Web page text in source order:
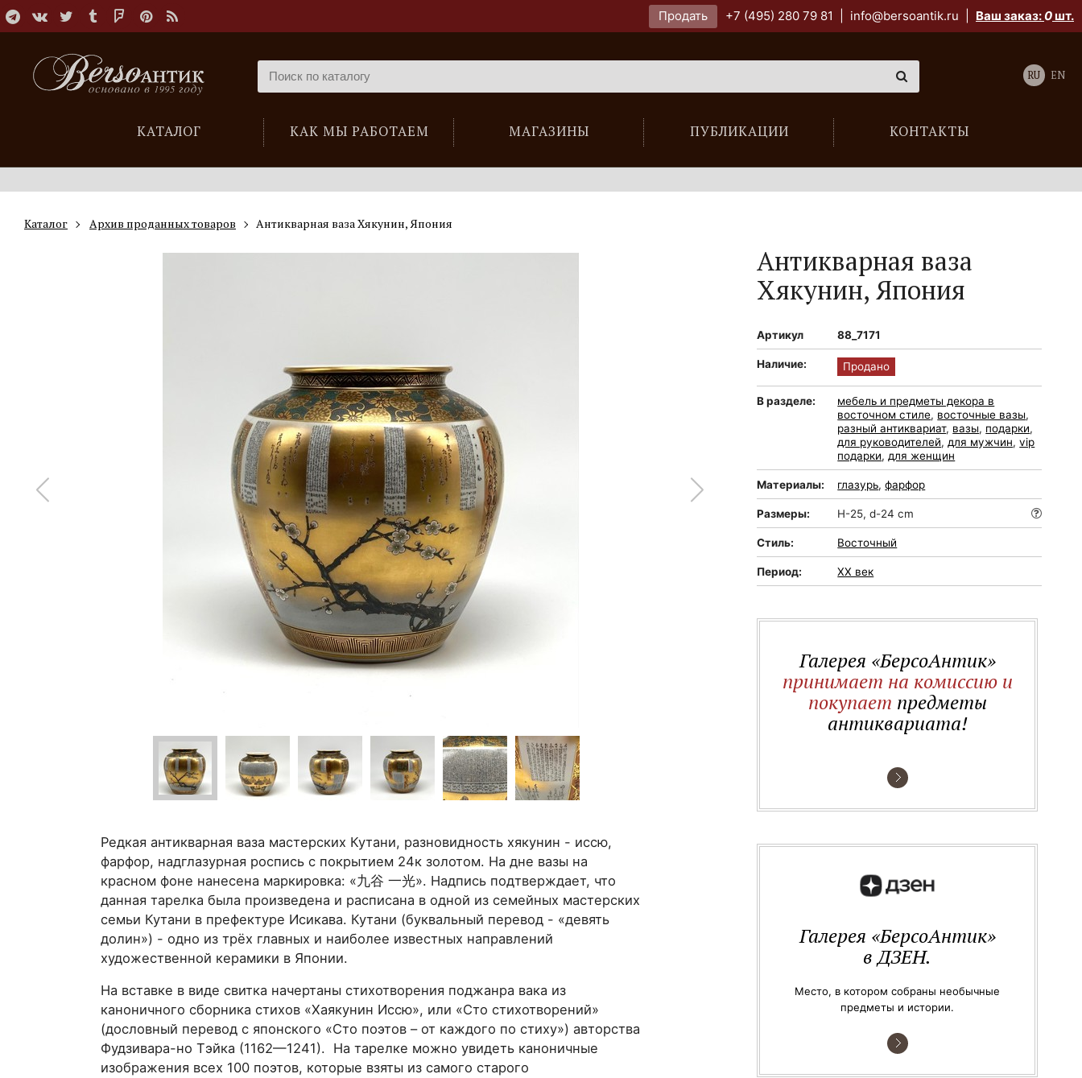
Продать +7 (495) 280 79 81 info@bersoantik.ru Ваш заказ:0шт.
КАТАЛОГ КАК МЫ РАБОТАЕМ МАГАЗИНЫ ПУБЛИКАЦИИ КОНТАКТЫ
RU EN
Каталог Архив проданных товаров Антикварная ваза Хякунин, Япония
Редкая антикварная ваза мастерских Кутани, разновидность хякунин - иссю,
фарфор, надглазурная роспись с покрытием 24к золотом. На дне вазы на
красном фоне нанесена маркировка: «九谷 一光». Надпись подтверждает, что
данная тарелка была произведена и расписана в одной из семейных мастерских
семьи Кутани в префектуре Исикава. Кутани (буквальный перевод - «девять
долин») - одно из трёх главных и наиболее известных направлений
художественной керамики в Японии.
На вставке в виде свитка начертаны стихотворения поджанра вака из
каноничного сборника стихов «Хаякунин Иссю», или «Сто стихотворений»
(дословный перевод с японского «Сто поэтов – от каждого по стиху») авторства
Фудзивара-но Тэйка (1162—1241). На тарелке можно увидеть каноничные
изображения всех 100 поэтов, которые взяты из самого старого
Антикварная ваза
Хякунин, Япония
Артикул 88_7171
Наличие: Продано
В разделе:
мебель и предметы декора в
восточном стиле, восточные вазы,
разный антиквариат, вазы, подарки,
для руководителей, для мужчин,vip
подарки, для женщин
Материалы: глазурь,фарфор
Размеры: H-25, d-24 cm
Стиль: Восточный
Период: XX век
Галерея «БерсоАнтик»
принимает на комиссию и
покупает предметы
антиквариата!
Галерея «БерсоАнтик»
в ДЗЕН.
Место, в котором собраны необычные
предметы и истории.